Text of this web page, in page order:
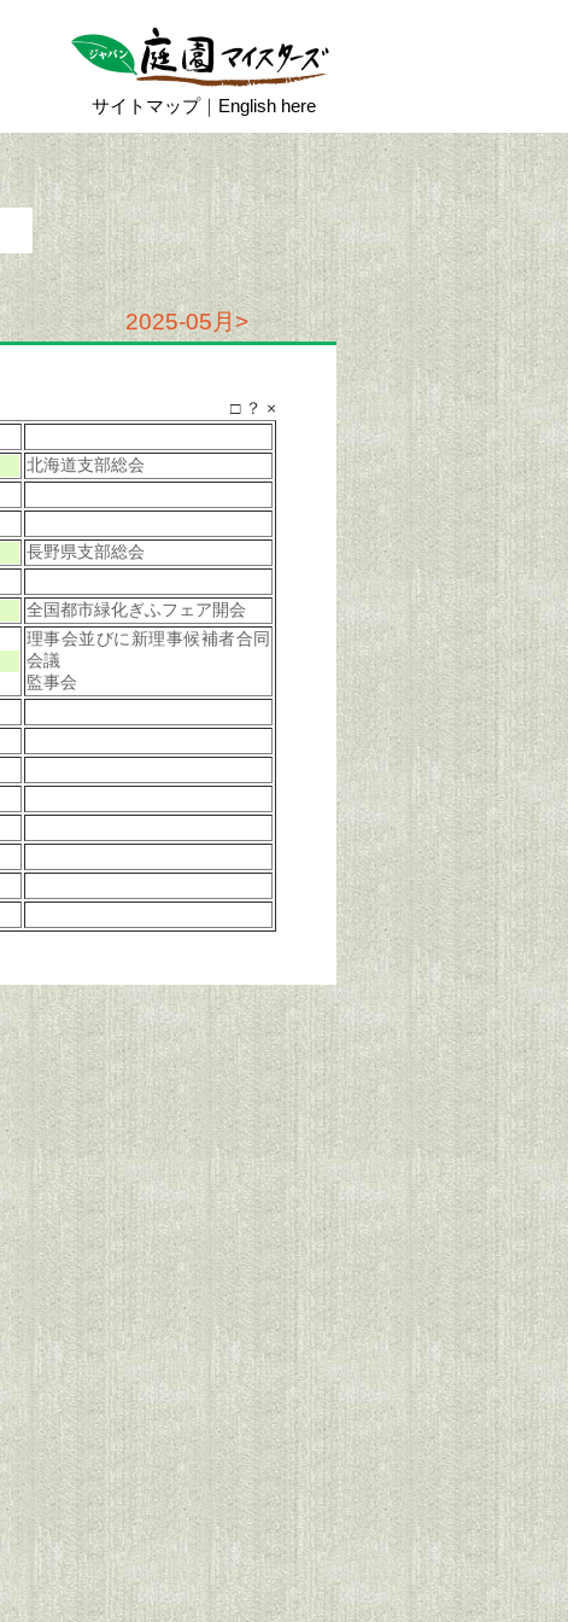
サイトマップ｜ English here
2025-05月>
□ ？ ×
北海道支部総会
長野県支部総会
全国都市緑化ぎふフェア開会
理事会並びに新理事候補者合同
会議
監事会